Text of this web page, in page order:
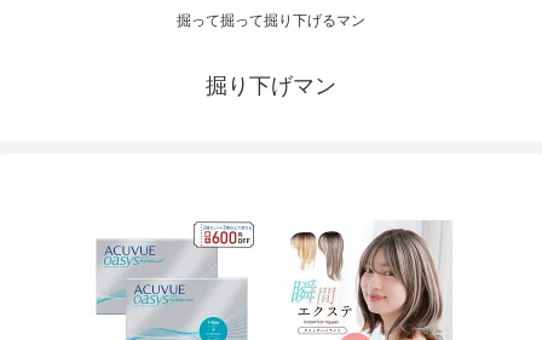
掘って掘って掘り下げるマン
掘り下げマン